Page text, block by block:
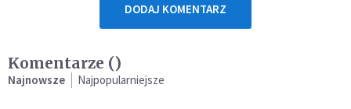
DODAJ KOMENTARZ
Komentarze ()
Najnowsze Najpopularniejsze